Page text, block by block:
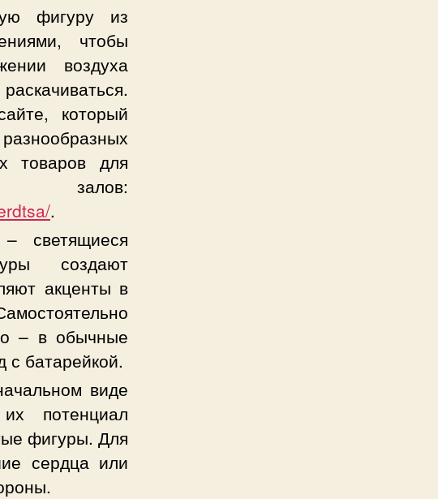
фигуру из
чтобы
воздуха
который
товаров для
.
светящиеся
создают
акценты в
– в обычные
с батарейкой.
виде
потенциал
фигуры. Для
сердца или